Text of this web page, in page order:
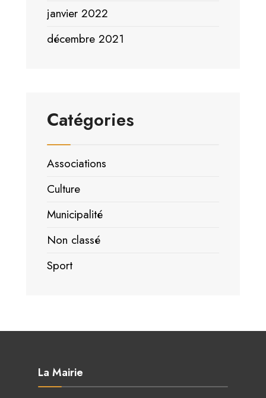
janvier 2022
décembre 2021
Catégories
Associations
Culture
Municipalité
Non classé
Sport
La Mairie